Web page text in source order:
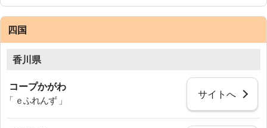
四国
香川県
コープかがわ
「 ｅふれんず 」
サイトへ